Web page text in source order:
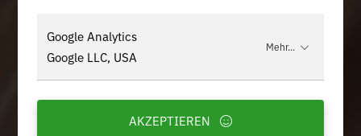
Google Analytics
Google LLC, USA
Mehr...
AKZEPTIEREN